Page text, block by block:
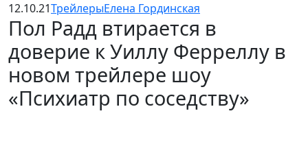
12.10.21ТрейлерыЕлена Гординская
Пол Радд втирается в
доверие к Уиллу Ферреллу в
новом трейлере шоу
«Психиатр по соседству»